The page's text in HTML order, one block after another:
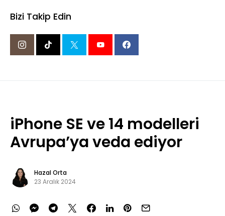
Bizi Takip Edin
iPhone SE ve 14 modelleri
Avrupa’ya veda ediyor
Hazal Orta
23 Aralık 2024